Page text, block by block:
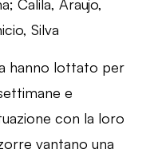
Calila, Araujo,
Silva
hanno lottato per
e
con la loro
vantano una